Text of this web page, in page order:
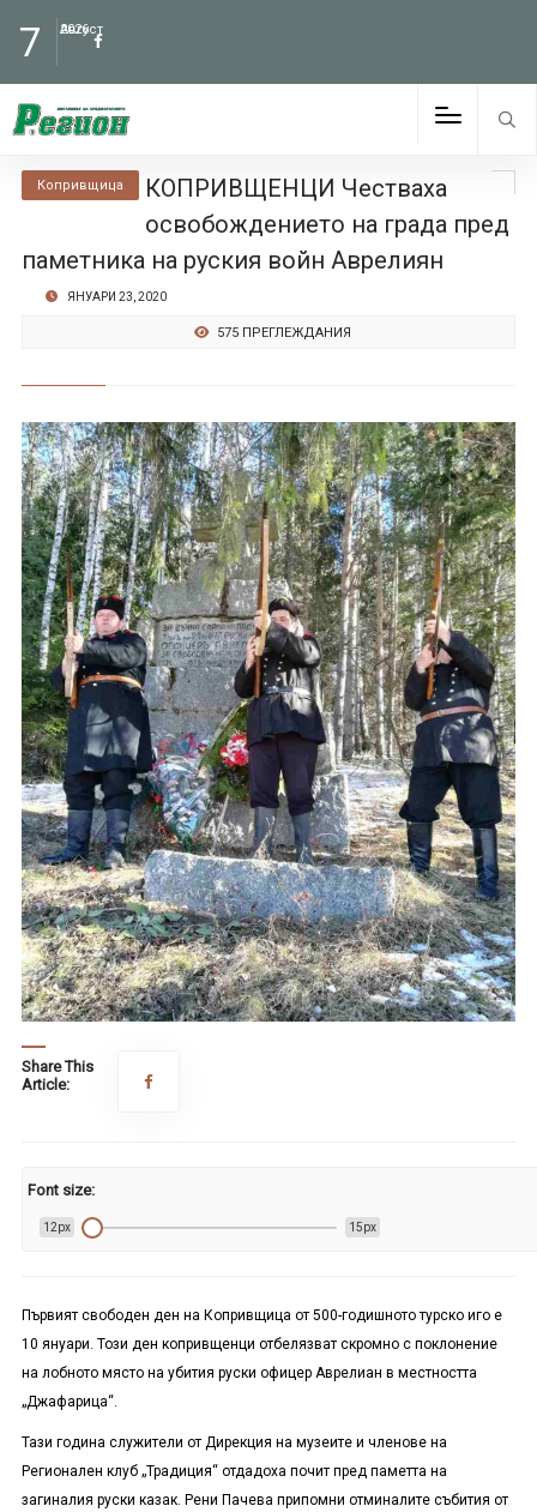
7 Август
2026
Копривщица
КОПРИВЩЕНЦИ Честваха
освобождението на града пред
паметника на руския войн Аврелиян
ЯНУАРИ 23, 2020
575 ПРЕГЛЕЖДАНИЯ
Share This
Article:
Font size:
12px 15px
Първият свободен ден на Копривщица от 500-годишното турско иго е
10 януари. Този ден копривщенци отбелязват скромно с поклонение
на лобното място на убития руски офицер Аврелиан в местността
„Джафарица“.
Тази година служители от Дирекция на музеите и членове на
Регионален клуб „Традиция“ отдадоха почит пред паметта на
загиналия руски казак. Рени Пачева припомни отминалите събития от